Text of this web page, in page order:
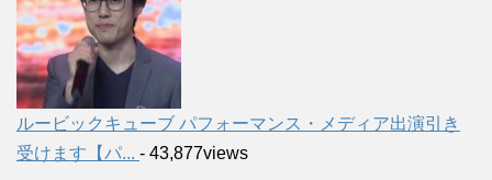
ルービックキューブ パフォーマンス・メディア出演引き
受けます【パ... - 43,877views